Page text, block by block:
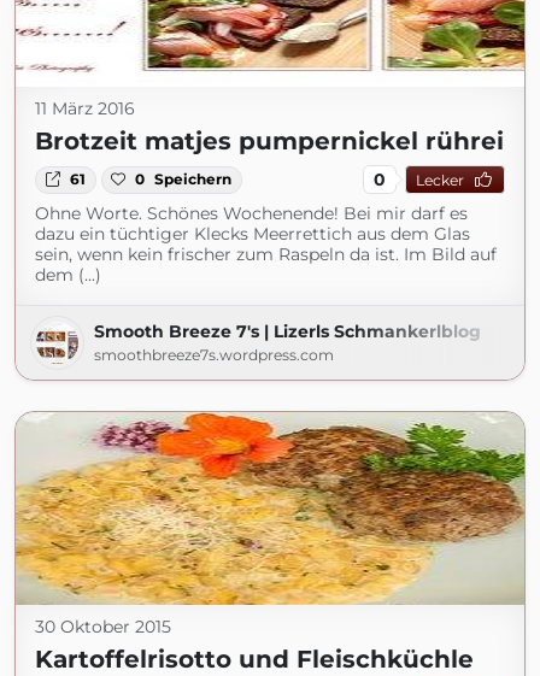
11 März 2016
Brotzeit matjes pumpernickel rührei
61 0 Speichern 0 Lecker
Ohne Worte. Schönes Wochenende! Bei mir darf es
dazu ein tüchtiger Klecks Meerrettich aus dem Glas
sein, wenn kein frischer zum Raspeln da ist. Im Bild auf
dem (...)
Smooth Breeze 7's | Lizerls Schmankerlblog
smoothbreeze7s.wordpress.com
30 Oktober 2015
Kartoffelrisotto und Fleischküchle